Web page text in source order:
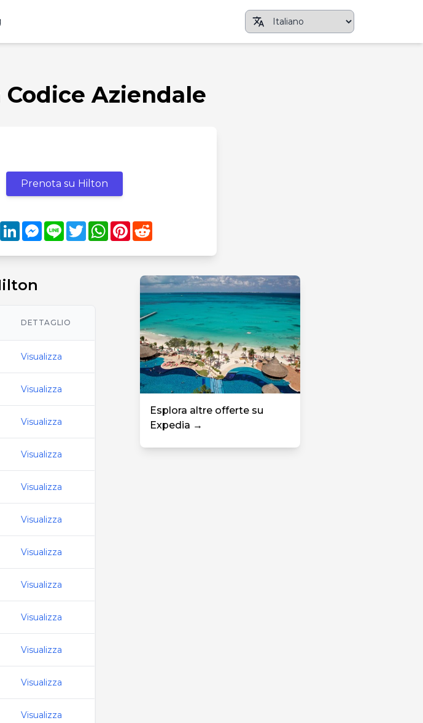
Codice Aziendale
Prenota su Hilton
Telegram
LinkedInMessenger
Line TwitterWhatsApp
Pinterest
DETTAGLIO
Visualizza
Visualizza
Visualizza
Visualizza
Visualizza
Visualizza
Visualizza
Visualizza
Visualizza
Visualizza
Visualizza
Visualizza
Esplora altre offerte su
Expedia →